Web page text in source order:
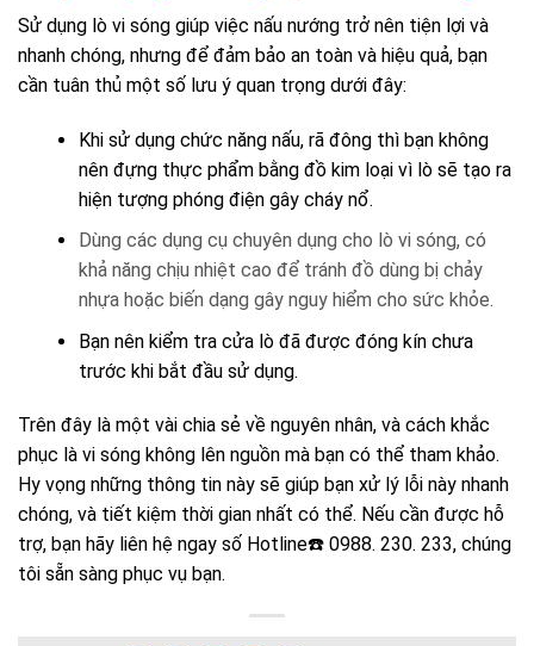
Sử dụng lò vi sóng giúp việc nấu nướng trở nên tiện lợi và
nhanh chóng, nhưng để đảm bảo an toàn và hiệu quả, bạn
cần tuân thủ một số lưu ý quan trọng dưới đây:
Khi sử dụng chức năng nấu, rã đông thì bạn không
nên đựng thực phẩm bằng đồ kim loại vì lò sẽ tạo ra
hiện tượng phóng điện gây cháy nổ.
Dùng các dụng cụ chuyên dụng cho lò vi sóng, có
khả năng chịu nhiệt cao để tránh đồ dùng bị chảy
nhựa hoặc biến dạng gây nguy hiểm cho sức khỏe.
Bạn nên kiểm tra cửa lò đã được đóng kín chưa
trước khi bắt đầu sử dụng.
Trên đây là một vài chia sẻ về nguyên nhân, và cách khắc
phục là vi sóng không lên nguồn mà bạn có thể tham khảo.
Hy vọng những thông tin này sẽ giúp bạn xử lý lỗi này nhanh
chóng, và tiết kiệm thời gian nhất có thể. Nếu cần được hỗ
trợ, bạn hãy liên hệ ngay số Hotline☎️ 0988. 230. 233, chúng
tôi sẵn sàng phục vụ bạn.